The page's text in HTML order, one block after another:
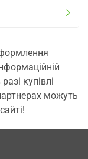
купівлі
можуть